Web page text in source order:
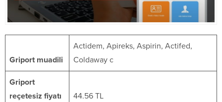
Griport muadili
Actidem, Apireks, Aspirin, Actifed,
Coldaway c
Griport
reçetesiz fiyatı
44.56 TL